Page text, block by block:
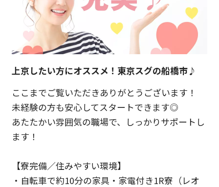
上京したい方にオススメ！東京スグの船橋市♪
ここまでご覧いただきありがとうございます！
未経験の方も安心してスタートできます◎
あたたかい雰囲気の職場で、しっかりサポートし
ます！
【寮完備／住みやすい環境】
・自転車で約10分の家具・家電付き1R寮（レオ